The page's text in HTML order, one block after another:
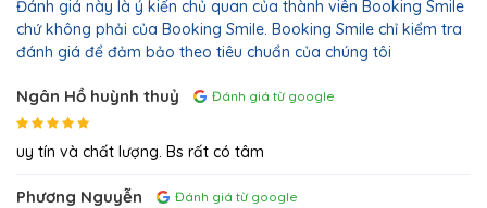
Đánh giá này là ý kiến chủ quan của thành viên Booking Smile
chứ không phải của Booking Smile. Booking Smile chỉ kiểm tra
đánh giá để đảm bảo theo tiêu chuẩn của chúng tôi
Ngân Hồ huỳnh thuỷ Đánh giá từ google
uy tín và chất lượng. Bs rất có tâm
Phương Nguyễn Đánh giá từ google